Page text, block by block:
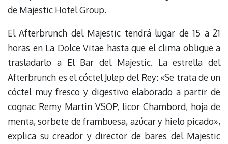
de Majestic Hotel Group.
El Afterbrunch del Majestic tendrá lugar de 15 a 21
horas en La Dolce Vitae hasta que el clima obligue a
trasladarlo a El Bar del Majestic. La estrella del
Afterbrunch es el cóctel Julep del Rey: «Se trata de un
cóctel muy fresco y digestivo elaborado a partir de
cognac Remy Martin VSOP, licor Chambord, hoja de
menta, sorbete de frambuesa, azúcar y hielo picado»,
explica su creador y director de bares del Majestic